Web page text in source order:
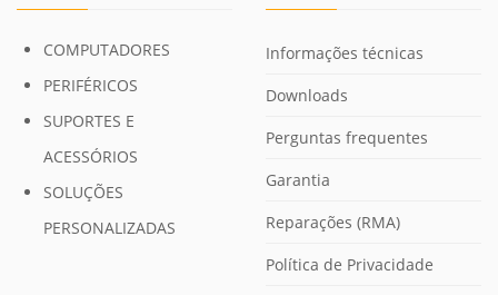
COMPUTADORES
PERIFÉRICOS
SUPORTES E
ACESSÓRIOS
SOLUÇÕES
PERSONALIZADAS
Informações técnicas
Downloads
Perguntas frequentes
Garantia
Reparações (RMA)
Política de Privacidade